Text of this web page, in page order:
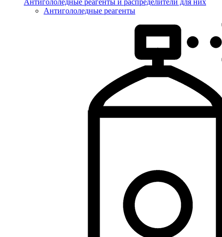
Антигололедные реагенты